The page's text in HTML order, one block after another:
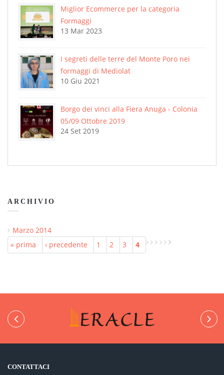
Miglior Ecommerce per la categoria
Formaggi
13 Mar 2023
I segreti delle terre del Monte Poro nei
formaggi di Mediolat
10 Giu 2021
Borgo dei vinci alla Fiera Anuga - Colonia
05/09 Ottobre 2019
24 Set 2019
ARCHIVIO
Marzo 2014
Pagine
« prima ‹ precedente 1 2 3 4
CONTATTACI